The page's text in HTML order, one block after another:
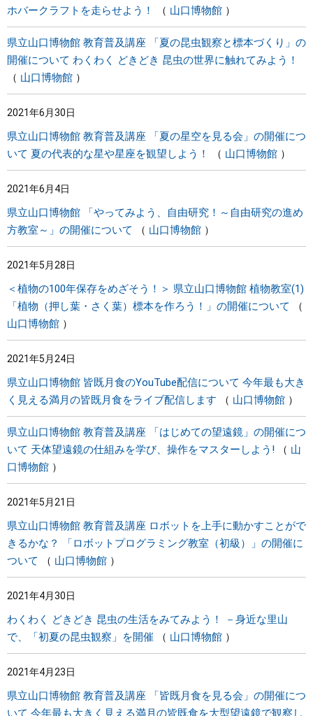
県政情報
ホバークラフトを走らせよう！
山口博物館
県立山口博物館 教育普及講座 「夏の昆虫観察と標本づくり」の
開催について わくわく どきどき 昆虫の世界に触れてみよう！
山口博物館
2021年6月30日
県立山口博物館 教育普及講座 「夏の星空を見る会」の開催につ
いて 夏の代表的な星や星座を観望しよう！
山口博物館
2021年6月4日
県立山口博物館 「やってみよう、自由研究！～自由研究の進め
方教室～」の開催について
山口博物館
2021年5月28日
＜植物の100年保存をめざそう！＞ 県立山口博物館 植物教室(1)
「植物（押し葉・さく葉）標本を作ろう！」の開催について
山口博物館
2021年5月24日
県立山口博物館 皆既月食のYouTube配信について 今年最も大き
く見える満月の皆既月食をライブ配信します
山口博物館
県立山口博物館 教育普及講座 「はじめての望遠鏡」の開催につ
いて 天体望遠鏡の仕組みを学び、操作をマスターしよう!
山
口博物館
2021年5月21日
県立山口博物館 教育普及講座 ロボットを上手に動かすことがで
きるかな？ 「ロボットプログラミング教室（初級）」の開催に
ついて
山口博物館
2021年4月30日
わくわく どきどき 昆虫の生活をみてみよう！ －身近な里山
で、「初夏の昆虫観察」を開催
山口博物館
2021年4月23日
県立山口博物館 教育普及講座 「皆既月食を見る会」の開催につ
いて 今年最も大きく見える満月の皆既食を大型望遠鏡で観察し